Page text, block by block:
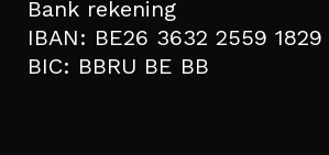
Bank rekening
IBAN: BE26 3632 2559 1829
BIC: BBRU BE BB